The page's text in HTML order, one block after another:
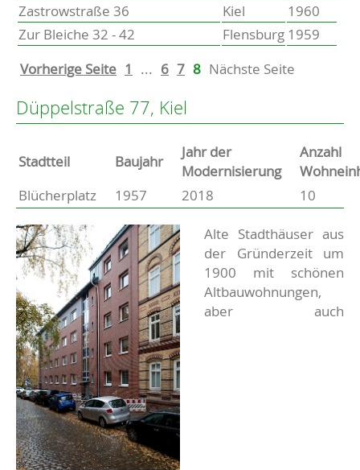
Zastrowstraße 36
Kiel
1960
Zur Bleiche 32 - 42
Flensburg 1959
Vorherige Seite 1 ... 6 7 8 Nächste Seite
Düppelstraße 77, Kiel
Stammdaten
Basisdaten zur Immobilie
Stadtteil Baujahr
Jahr der
Modernisierung
Anzahl
Blücherplatz
1957 2018 10
Beschreibung
Alte Stadthäuser aus
der Gründerzeit um
1900 mit schönen
Altbauwohnungen,
aber auch